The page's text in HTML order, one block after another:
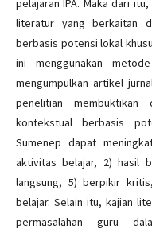
pelajaran IPA. Maka dari
literatur yang berkaitan
berbasis potensi lokal
ini menggunakan metode
mengumpulkan artikel
penelitian membuktikan
kontekstual berbasis
Sumenep dapat
aktivitas belajar, 2) hasil
langsung, 5) berpikir
belajar. Selain itu, kajian
permasalahan guru